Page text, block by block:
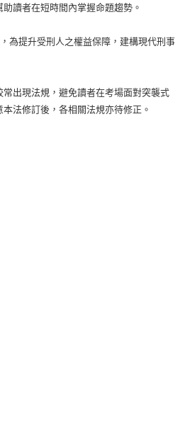
以上)免運費
讀者在短時間內掌握命題趨勢。
為提升受刑人之權益保障，建構現代刑事
出現法規，避免讀者在考場面對突襲式
法修訂後，各相關法規亦待修正。